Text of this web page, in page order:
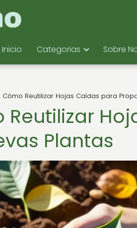
Inicio Categorias Sobre
Cómo Reutilizar Hojas Caídas para
Reutilizar
Plantas